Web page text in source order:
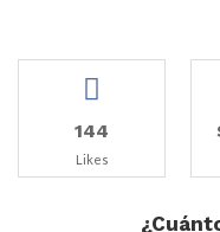
144
Likes